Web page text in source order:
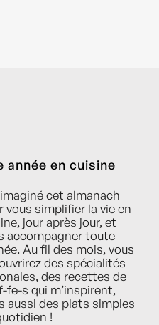
année en cuisine
imaginé cet almanach
vous simplifier la vie en
jour après jour, et
accompagner toute
Au fil des mois, vous
des spécialités
des recettes de
fe-s qui m’inspirent,
aussi des plats simples
!